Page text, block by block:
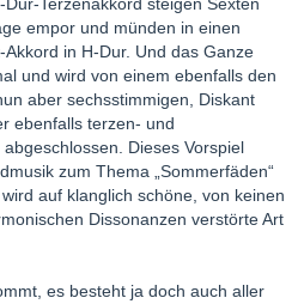
empor und münden in einen
in H-Dur. Und das Ganze
und wird von einem ebenfalls den
aber sechsstimmigen, Diskant
ebenfalls terzen- und
Dieses Vorspiel
zum Thema „Sommerfäden“
auf klanglich schöne, von keinen
Dissonanzen verstörte Art
es besteht ja doch auch aller